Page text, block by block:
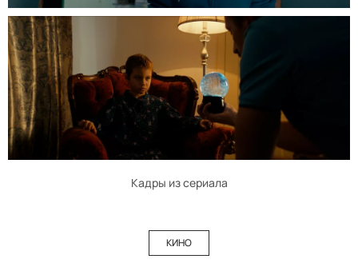
Кадры из сериала
КИНО